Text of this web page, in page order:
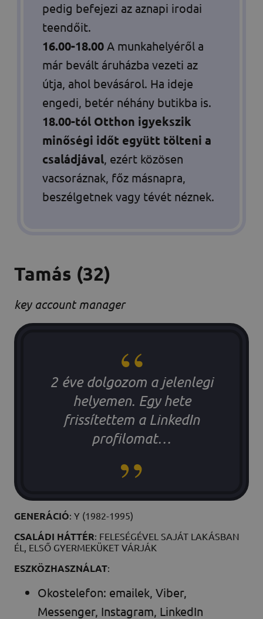
pedig befejezi az aznapi irodai
teendőit.
16.00-18.00 A munkahelyéről a
már bevált áruházba vezeti az
útja, ahol bevásárol. Ha ideje
engedi, betér néhány butikba is.
18.00-tól Otthon igyekszik
minőségi időt együtt tölteni a
családjával, ezért közösen
vacsoráznak, főz másnapra,
beszélgetnek vagy tévét néznek.
Tamás (32)
key account manager
2 éve dolgozom a jelenlegi
helyemen. Egy hete
frissítettem a LinkedIn
profilomat…
GENERÁCIÓ: Y (1982-1995)
CSALÁDI HÁTTÉR: FELESÉGÉVEL SAJÁT LAKÁSBAN
ÉL, ELSŐ GYERMEKÜKET VÁRJÁK
ESZKÖZHASZNÁLAT:
Okostelefon: emailek, Viber,
Messenger, Instagram, LinkedIn